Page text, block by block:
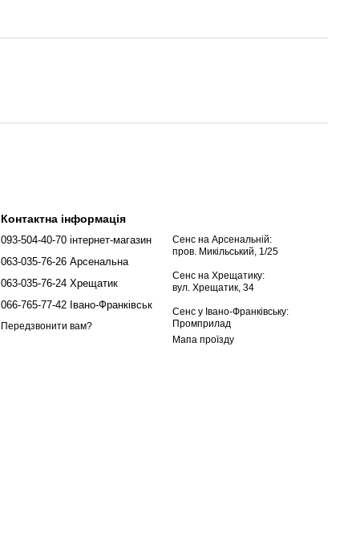
Контактна інформація
093-504-40-70 інтернет-магазин
063-035-76-26 Арсенальна
063-035-76-24 Хрещатик
066-765-77-42 Івано-Франківськ
Передзвонити вам?
Сенс на Арсенальній:
пров. Микільський, 1/25
Сенс на Хрещатику:
вул. Хрещатик, 34
Сенс у Івано-Франківську:
Промприлад
Мапа проїзду